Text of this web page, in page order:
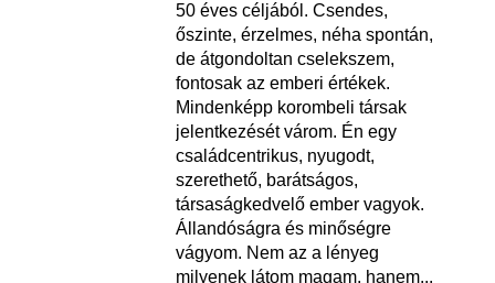
50 éves céljából. Csendes,
őszinte, érzelmes, néha spontán,
de átgondoltan cselekszem,
fontosak az emberi értékek.
Mindenképp korombeli társak
jelentkezését várom. Én egy
családcentrikus, nyugodt,
szerethető, barátságos,
társaságkedvelő ember vagyok.
Állandóságra és minőségre
vágyom. Nem az a lényeg
milyenek látom magam, hanem...